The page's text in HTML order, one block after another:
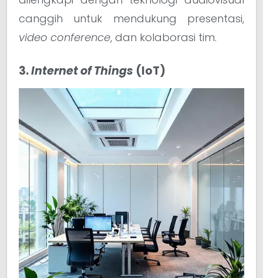
canggih untuk mendukung presentasi,
video conference, dan kolaborasi tim.
3.Internet of Things (IoT)